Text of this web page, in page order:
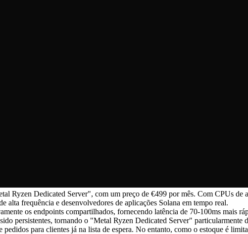
Ryzen Dedicated Server", com um preço de €499 por mês. Com CPUs de
alta frequência e desenvolvedores de aplicações Solana em tempo real.
os endpoints compartilhados, fornecendo latência de 70-100ms mais
persistentes, tornando o "Metal Ryzen Dedicated Server" particularmente
para clientes já na lista de espera. No entanto, como o estoque é